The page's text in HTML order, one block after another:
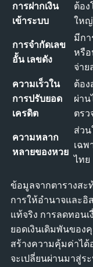
การฝากเงิน
เข้าระบบ
ต้อง
ให
การจำกัดเลข
อั้น เลขดัง
มีกา
หรือ
จ่าย
ความเร็วใน
การปรับยอด
เครดิต
ต้อ
ผ่าน
ตรว
ความหลาก
หลายของหวย
ส่ว
เฉพ
ไทย
ข้อมูลจากตารางสะ
การให้อำนาจและอิ
แท้จริง การลดทอน
ยอดเงินเดิมพันของ
สร้างความคุ้มค่าไ
จะเปลี่ยนผ่านมาสู่ร